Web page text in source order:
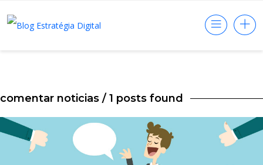
comentar noticias / 1 posts found